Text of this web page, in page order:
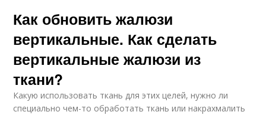
Как обновить жалюзи
вертикальные. Как сделать
вертикальные жалюзи из
ткани?
Какую использовать ткань для этих целей, нужно ли
специально чем-то обработать ткань или накрахмалить